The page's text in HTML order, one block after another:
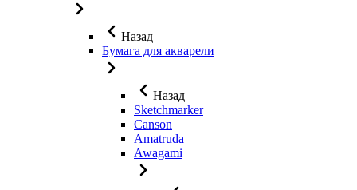
Назад
Бумага для акварели
Назад
Sketchmarker
Canson
Amatruda
Awagami